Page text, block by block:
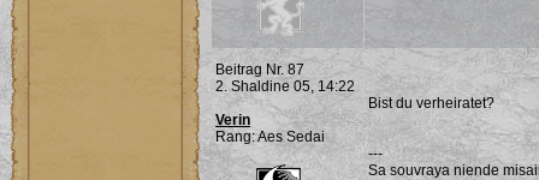
Beitrag Nr. 87
2. Shaldine 05, 14:22
Verin
Rang: Aes Sedai
Bist du verheiratet?
---
Sa souvraya niende